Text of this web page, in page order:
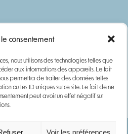
consentement
nous utilisons des technologies telles que
aux informations des appareils. Le fait
permettra de traiter des données telles
ou les ID uniques sur ce site. Le fait de ne
peut avoir un effet négatif sur
Voir les préférences